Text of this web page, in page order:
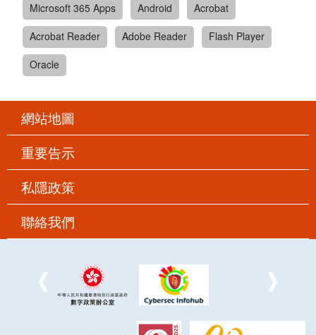
Microsoft 365 Apps
Android
Acrobat
Acrobat Reader
Adobe Reader
Flash Player
Oracle
網站地圖
重要告示
私隱政策
聯絡我們